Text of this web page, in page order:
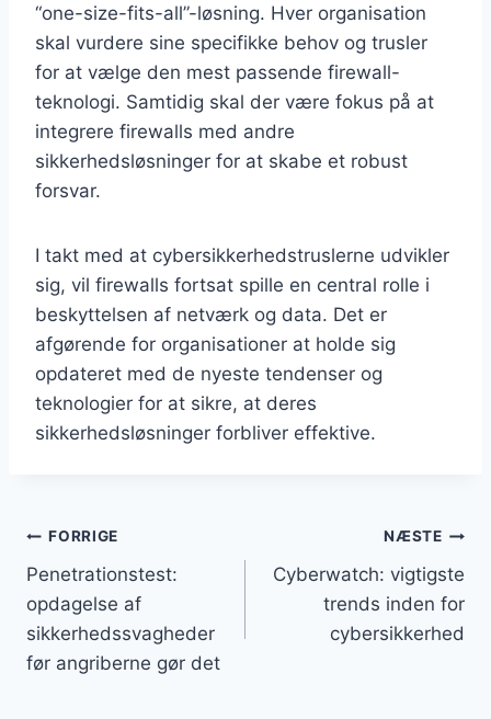
“one-size-fits-all”-løsning. Hver organisation
skal vurdere sine specifikke behov og trusler
for at vælge den mest passende firewall-
teknologi. Samtidig skal der være fokus på at
integrere firewalls med andre
sikkerhedsløsninger for at skabe et robust
forsvar.
I takt med at cybersikkerhedstruslerne udvikler
sig, vil firewalls fortsat spille en central rolle i
beskyttelsen af netværk og data. Det er
afgørende for organisationer at holde sig
opdateret med de nyeste tendenser og
teknologier for at sikre, at deres
sikkerhedsløsninger forbliver effektive.
Indlægsnavigation
FORRIGE
Penetrationstest:
opdagelse af
sikkerhedssvagheder
før angriberne gør det
NÆSTE
Cyberwatch: vigtigste
trends inden for
cybersikkerhed